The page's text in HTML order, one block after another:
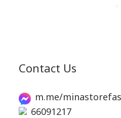
Contact Us
m.me/
66091217